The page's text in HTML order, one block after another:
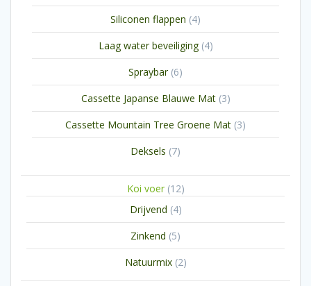
producten
Siliconen flappen 44
producten
Laag water beveiliging 44
producten
Spraybar 66
producten
Cassette Japanse Blauwe Mat 33
producten
Cassette Mountain Tree Groene Mat 33
producten
Deksels 77
Koi voer 1212
Drijvend 44
producten
Zinkend 55
producten
Natuurmix 22